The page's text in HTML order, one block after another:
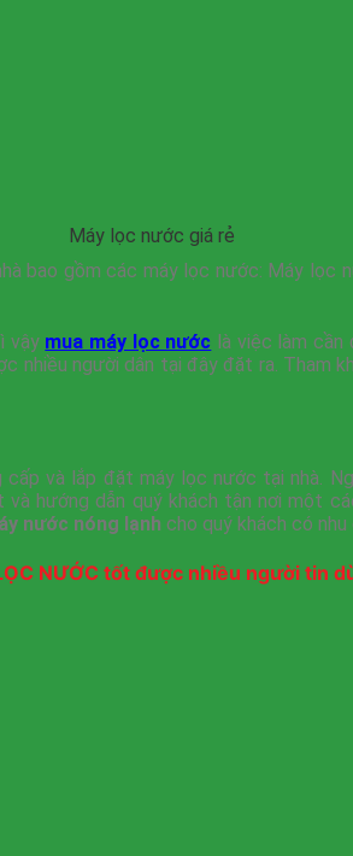
Máy lọc nước giá rẻ
bao gồm các máy lọc nước: Máy
vậy mua máy lọc nước là việc làm
nhiều người dân tại đây đặt ra.
và lắp đặt máy lọc nước tại nhà.
và hướng dẫn quý khách tận nơi một
nước nóng lạnh cho quý khách có nhu
NƯỚC tốt được nhiều người tin